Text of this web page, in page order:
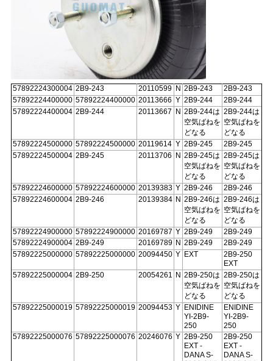
57892224300004 2B9-243 20110599 N 2B9-243
2B9-243
57892224400000 57892224400000 20113666 Y 2B9-244
2B9-244
57892224400004 2B9-244 20113667 N 2B9-244は
空気ばねを
どなる
2B9-244は
空気ばねを
どなる
57892224500000 57892224500000 20119614 Y 2B9-245
2B9-245
57892224500004 2B9-245 20113706 N 2B9-245は
空気ばねを
どなる
2B9-245は
空気ばねを
どなる
57892224600000 57892224600000 20139383 Y 2B9-246
2B9-246
57892224600004 2B9-246 20139384 N 2B9-246は
空気ばねを
どなる
2B9-246は
空気ばねを
どなる
57892224900000 57892224900000 20169787 Y 2B9-249
2B9-249
57892224900004 2B9-249 20169789 N 2B9-249
2B9-249
57892225000000 57892225000000 20094450 Y EXT
2B9-250
EXT
57892225000004 2B9-250 20054261 N 2B9-250は
空気ばねを
どなる
2B9-250は
空気ばねを
どなる
57892225000019 57892225000019 20094453 Y ENIDINE
YI-2B9-
250
ENIDINE
YI-2B9-
250
57892225000076 57892225000076 20246076 Y 2B9-250
EXT -
DANA S-
2B9-250
EXT -
DANA S-